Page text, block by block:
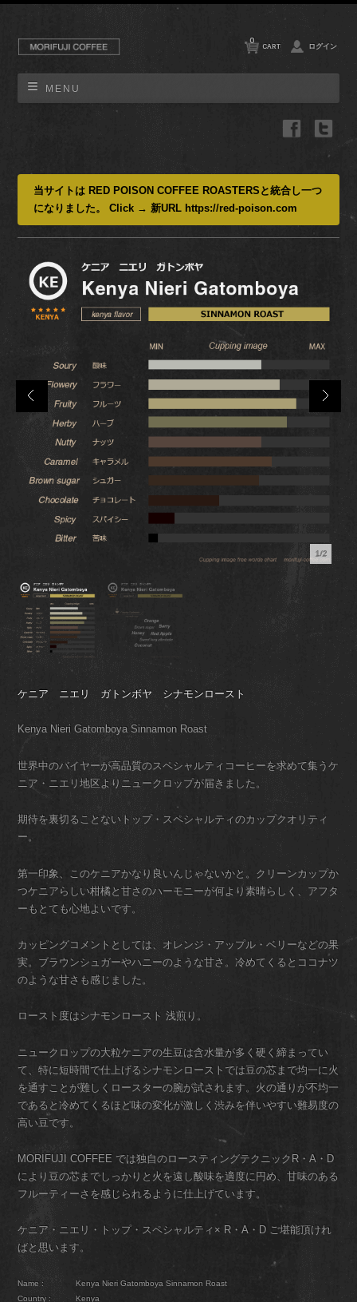
MENU
CART
0
ログイン
当サイトは RED POISON COFFEE ROASTERSと統合し一つ
になりました。 Click → 新URL https://red-poison.com
1/2
ケニア ニエリ ガトンボヤ シナモンロースト
Kenya Nieri Gatomboya Sinnamon Roast
世界中のバイヤーが高品質のスペシャルティコーヒーを求めて集うケ
ニア・ニエリ地区よりニュークロップが届きました。
期待を裏切ることないトップ・スペシャルティのカップクオリティ
ー。
第一印象、このケニアかなり良いんじゃないかと。クリーンカップか
つケニアらしい柑橘と甘さのハーモニーが何より素晴らしく、アフタ
ーもとても心地よいです。
カッピングコメントとしては、オレンジ・アップル・ベリーなどの果
実。ブラウンシュガーやハニーのような甘さ。冷めてくるとココナツ
のような甘さも感じました。
ロースト度はシナモンロースト 浅煎り。
ニュークロップの大粒ケニアの生豆は含水量が多く硬く締まってい
て、特に短時間で仕上げるシナモンローストでは豆の芯まで均一に火
を通すことが難しくロースターの腕が試されます。火の通りが不均一
であると冷めてくるほど味の変化が激しく渋みを伴いやすい難易度の
高い豆です。
MORIFUJI COFFEE では独自のロースティングテクニックR・A・D
により豆の芯までしっかりと火を遠し酸味を適度に円め、甘味のある
フルーティーさを感じられるように仕上げています。
ケニア・ニエリ・トップ・スペシャルティ× R・A・D ご堪能頂けれ
ばと思います。
Name :
Kenya Nieri Gatomboya Sinnamon Roast
Country :
Kenya